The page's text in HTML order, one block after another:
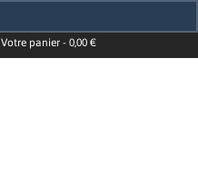
Votre panier - 0,00 €